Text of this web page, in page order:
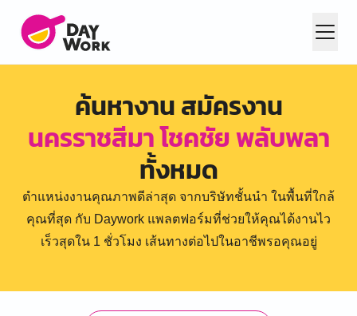
ค้นหางาน สมัครงาน
นครราชสีมา โชคชัย พลับพลา
ทั้งหมด
ตำแหน่งงานคุณภาพดีล่าสุด จากบริษัทชั้นนำ ในพื้นที่ใกล้
คุณที่สุด กับ Daywork แพลตฟอร์มที่ช่วยให้คุณได้งานไว
เร็วสุดใน 1 ชั่วโมง เส้นทางต่อไปในอาชีพรอคุณอยู่